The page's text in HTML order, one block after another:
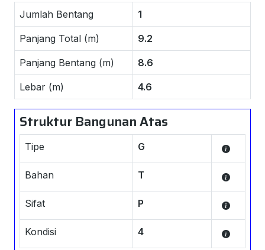
Jumlah Bentang 1
Panjang Total (m) 9.2
Panjang Bentang (m) 8.6
Lebar (m) 4.6
Struktur Bangunan Atas
Tipe G
Bahan T
Sifat P
Kondisi 4